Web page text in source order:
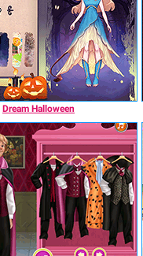
Dream Halloween